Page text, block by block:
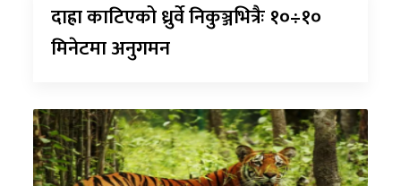
दाह्रा काटिएको ध्रुर्वे निकुञ्जभित्रैः १०÷१०
मिनेटमा अनुगमन